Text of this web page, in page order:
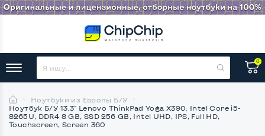
0
Ноутбуки из Европы Б/У
Ноутбук Б/У 13.3" Lenovo ThinkPad Yoga X390: Intel Core i5-
8265U, DDR4 8 GB, SSD 256 GB, Intel UHD, IPS, Full HD,
Touchscreen, Screen 360